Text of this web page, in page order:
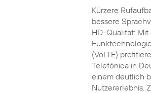
Kürzere
bessere
HD-Qualität: Mit
(VoLTE)
Telefónica in
einem deutlich
Nutzererlebnis.